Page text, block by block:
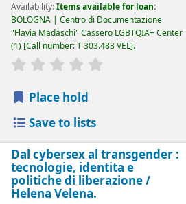
Availability:Items available for loan:
BOLOGNA | Centro di Documentazione
"Flavia Madaschi" Cassero LGBTQIA+ Center
(1) Call number:T 303.483 VEL .
star rating
Place hold
Save to lists
Dal cybersex al transgender :
tecnologie, identita e
politiche di liberazione /
Helena Velena.